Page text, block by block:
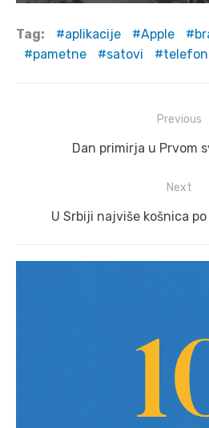
Tag: aplikacije Apple
pametne
satovi
navigation
Previous
Previous
Dan primirja u Prvom
Next
Next
U Srbiji najviše košnica